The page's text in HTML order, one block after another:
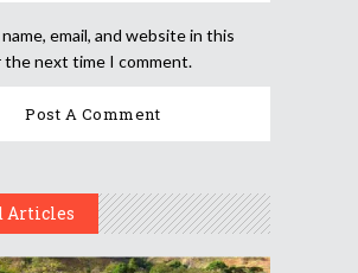
name, email, and website in this
next time I comment.
Articles